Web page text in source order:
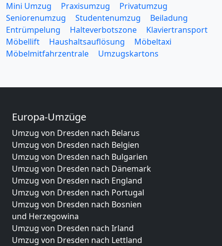
Mini Umzug
Praxisumzug
Privatumzug
Seniorenumzug
Studentenumzug
Beiladung
Entrümpelung
Halteverbotszone
Klaviertransport
Möbellift
Haushaltsauflösung
Möbeltaxi
Möbelmitfahrzentrale
Umzugskartons
Europa-Umzüge
Umzug von Dresden nach Belarus
Umzug von Dresden nach Belgien
Umzug von Dresden nach Bulgarien
Umzug von Dresden nach Dänemark
Umzug von Dresden nach England
Umzug von Dresden nach Portugal
Umzug von Dresden nach Bosnien
und Herzegowina
Umzug von Dresden nach Irland
Umzug von Dresden nach Lettland